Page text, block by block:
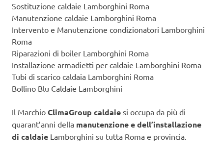
Sostituzione caldaie Lamborghini Roma
Manutenzione caldaie Lamborghini Roma
Intervento e Manutenzione condizionatori Lamborghini
Roma
Riparazioni di boiler Lamborghini Roma
Installazione armadietti per caldaie Lamborghini Roma
Tubi di scarico caldaia Lamborghini Roma
Bollino Blu Caldaie Lamborghini
Il Marchio ClimaGroup caldaie si occupa da più di
quarant’anni della manutenzione e dell’installazione
di caldaie Lamborghini su tutta Roma e provincia.